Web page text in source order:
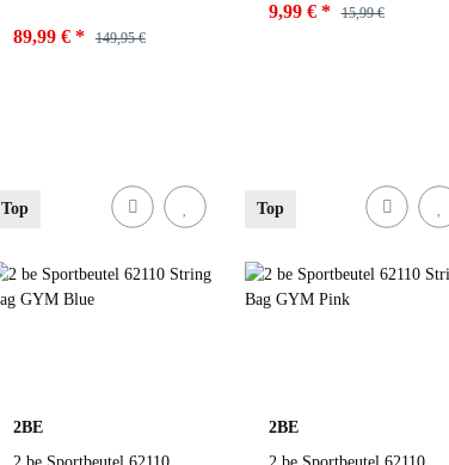
89,99 € * 149,95 €
9,99 € * 15,99 €
Black
Black 032 Blue
Top
2BE
Top
2BE